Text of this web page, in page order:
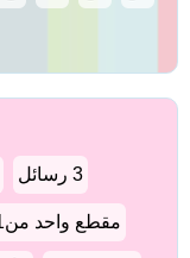
3 رسائل
مقطع واحد من1